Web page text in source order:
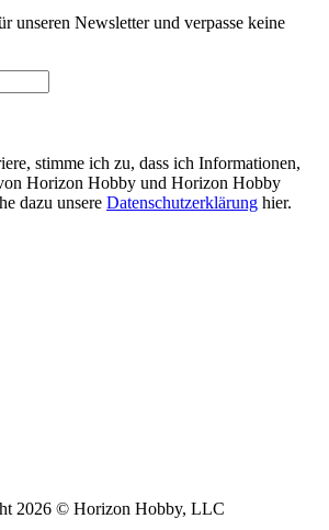
unseren Newsletter und verpasse keine
stimme ich zu, dass ich Informationen,
Horizon Hobby und Horizon Hobby
dazu unsere Datenschutzerklärung hier.
2026 © Horizon Hobby, LLC